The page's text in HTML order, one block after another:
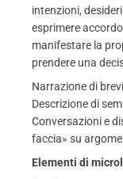
intenzioni,
esprimere
manifestare la
prendere una
Narrazione di
Descrizione di
Conversazioni e
faccia» su
Elementi di